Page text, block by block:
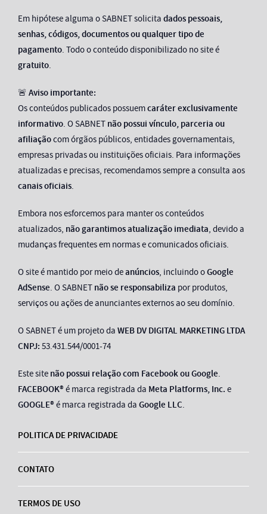
Em hipótese alguma o SABNET solicita dados pessoais,
senhas, códigos, documentos ou qualquer tipo de
pagamento. Todo o conteúdo disponibilizado no site é
gratuito.
🚨 Aviso importante:
Os conteúdos publicados possuemcaráter exclusivamente
informativo. O SABNET não possui vínculo, parceria ou
afiliaçãocom órgãos públicos, entidades governamentais,
empresas privadas ou instituições oficiais. Para informações
atualizadas e precisas, recomendamos sempre a consulta aos
canais oficiais.
Embora nos esforcemos para manter os conteúdos
atualizados, não garantimos atualização imediata, devido a
mudanças frequentes em normas e comunicados oficiais.
O site é mantido por meio deanúncios, incluindo oGoogle
AdSense. O SABNET não se responsabiliza por produtos,
serviços ou ações de anunciantes externos ao seu domínio.
O SABNET é um projeto da WEB DV DIGITAL MARKETING LTDA
CNPJ: 53.431.544/0001-74
Este site não possui relação com Facebook ou Google.
FACEBOOK®é marca registrada da Meta Platforms, Inc. e
GOOGLE®é marca registrada da Google LLC.
POLITICA DE PRIVACIDADE
CONTATO
TERMOS DE USO